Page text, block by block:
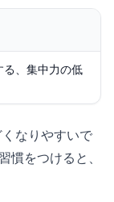
る、集中力の低
なりやすいで
慣をつけると、